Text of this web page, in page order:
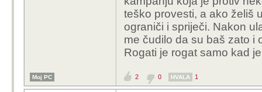
oglasavaju u
novine i portale),
novinama X, Y i Z, ali
poprate probleme
napisati clanak, a
teško provesti, a ako želiš
ograniči i spriječi. Nakon
me čudilo da su baš zato i
Rogati je rogat samo kad
Moj PC 2 0 HVALA 1